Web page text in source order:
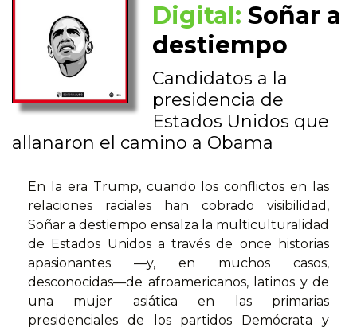
Digital: Soñar a
destiempo
Candidatos a la
presidencia de
Estados Unidos que
allanaron el camino a Obama
En la era Trump, cuando los conflictos en las
relaciones raciales han cobrado visibilidad,
Soñar a destiempo ensalza la multiculturalidad
de Estados Unidos a través de once historias
apasionantes —y, en muchos casos,
desconocidas—de afroamericanos, latinos y de
una mujer asiática en las primarias
presidenciales de los partidos Demócrata y